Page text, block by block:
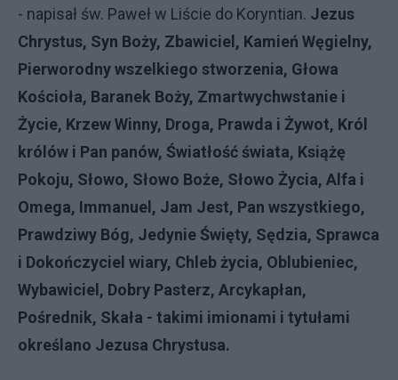
- napisał św. Paweł w Liście do Koryntian. Jezus
Chrystus, Syn Boży, Zbawiciel, Kamień Węgielny,
Pierworodny wszelkiego stworzenia, Głowa
Kościoła, Baranek Boży, Zmartwychwstanie i
Życie, Krzew Winny, Droga, Prawda i Żywot, Król
królów i Pan panów, Światłość świata, Książę
Pokoju, Słowo, Słowo Boże, Słowo Życia, Alfa i
Omega, Immanuel, Jam Jest, Pan wszystkiego,
Prawdziwy Bóg, Jedynie Święty, Sędzia, Sprawca
i Dokończyciel wiary, Chleb życia, Oblubieniec,
Wybawiciel, Dobry Pasterz, Arcykapłan,
Pośrednik, Skała - takimi imionami i tytułami
określano Jezusa Chrystusa.